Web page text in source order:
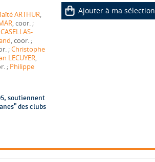
ARTHUR,
, coor. ;
, coor. ;
, coor. ;Christophe
LECUYER,
, coor. ; Philippe
soutiennent
des clubs
Ajouter à ma sélection